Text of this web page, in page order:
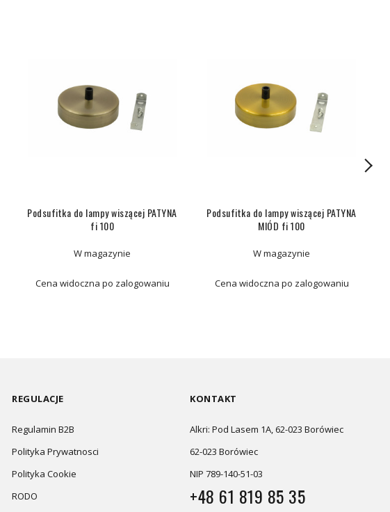
Podsufitka do lampy wiszącej PATYNA
fi 100
W magazynie
Cena widoczna po zalogowaniu
Podsufitka do lampy wiszącej PATYNA
MIÓD fi 100
W magazynie
Cena widoczna po zalogowaniu
REGULACJE
Regulamin B2B
Polityka Prywatnosci
Polityka Cookie
RODO
KONTAKT
Alkri: Pod Lasem 1A, 62-023 Borówiec
62-023 Borówiec
NIP 789-140-51-03
+48 61 819 85 35